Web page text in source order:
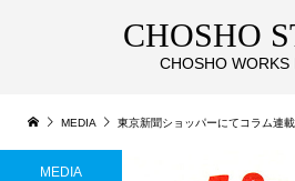
CHOSHO
CHOSHO WORKS
MEDIA 東京新聞ショッパーにてコラム連載
MEDIA